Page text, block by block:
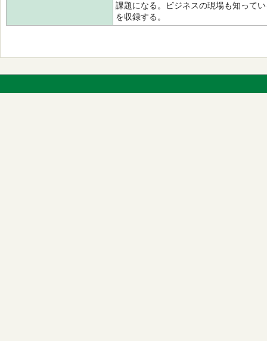
課題になる。ビジネスの現場も知って
を収録する。